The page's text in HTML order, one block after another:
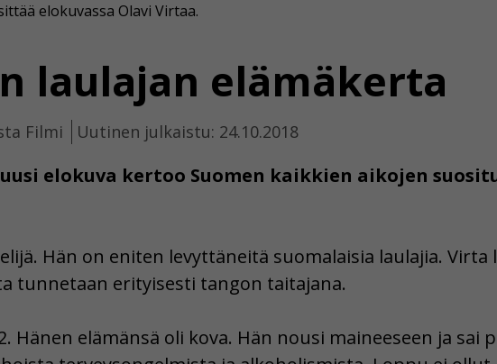
laulajan elämäkerta
Filmi Uutinen julkaistu: 24.10.2018
elokuva kertoo Suomen kaikkien aikojen
elokuvassa Olavi Virtaa.
Hän on eniten levyttäneitä suomalaisia laulajia. Virta
tunnetaan erityisesti tangon taitajana.
Hänen elämänsä oli kova. Hän nousi maineeseen ja sai